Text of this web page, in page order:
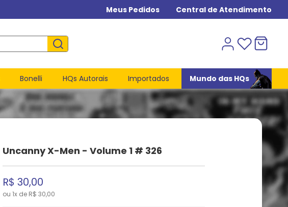
Meus Pedidos Central de Atendimento
Bonelli HQs Autorais Importados Mundo das HQs
Uncanny X-Men - Volume 1 # 326
R$ 30,00
ou 1x de R$ 30,00